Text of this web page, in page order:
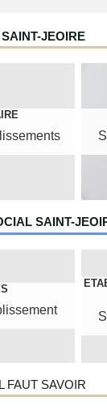
JEOIRE
SAINT-
FAUT SAVOIR